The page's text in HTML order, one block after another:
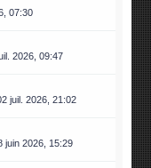
07:30
2026, 09:47
juil. 2026, 21:02
juin 2026, 15:29